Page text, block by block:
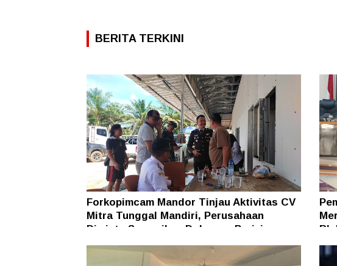
BERITA TERKINI
Forkopimcam Mandor Tinjau Aktivitas CV
Mitra Tunggal Mandiri, Perusahaan
Diminta Sampaikan Dokumen Perizinan
RI,